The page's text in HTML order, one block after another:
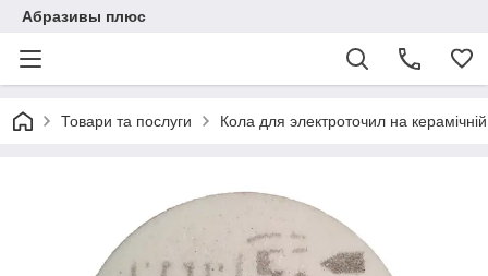
Абразивы плюс
Товари та послуги Кола для электроточил на керамічній